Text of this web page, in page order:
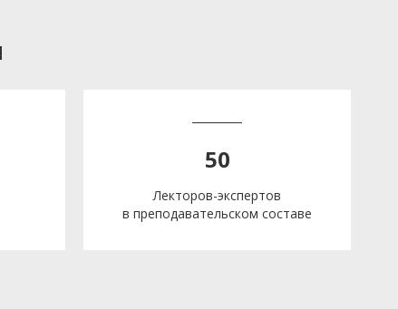
50
Лекторов-экспертов
в преподавательском составе